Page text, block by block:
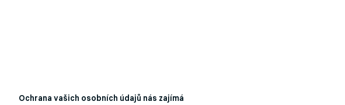
Ochrana vašich osobních údajů nás zajímá